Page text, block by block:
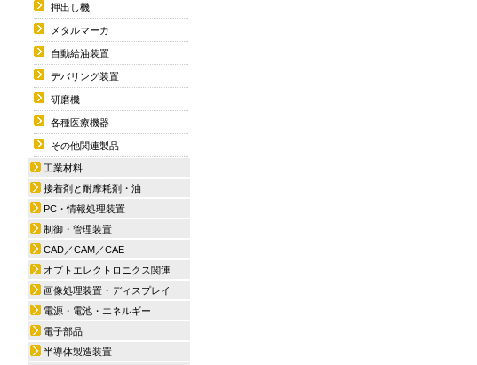
押出し機
メタルマーカ
自動給油装置
デバリング装置
研磨機
各種医療機器
その他関連製品
工業材料
接着剤と耐摩耗剤・油
PC・情報処理装置
制御・管理装置
CAD／CAM／CAE
オプトエレクトロニクス関連
画像処理装置・ディスプレイ
電源・電池・エネルギー
電子部品
半導体製造装置